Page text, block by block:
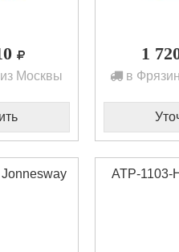
Москвы
1
в
АТР-